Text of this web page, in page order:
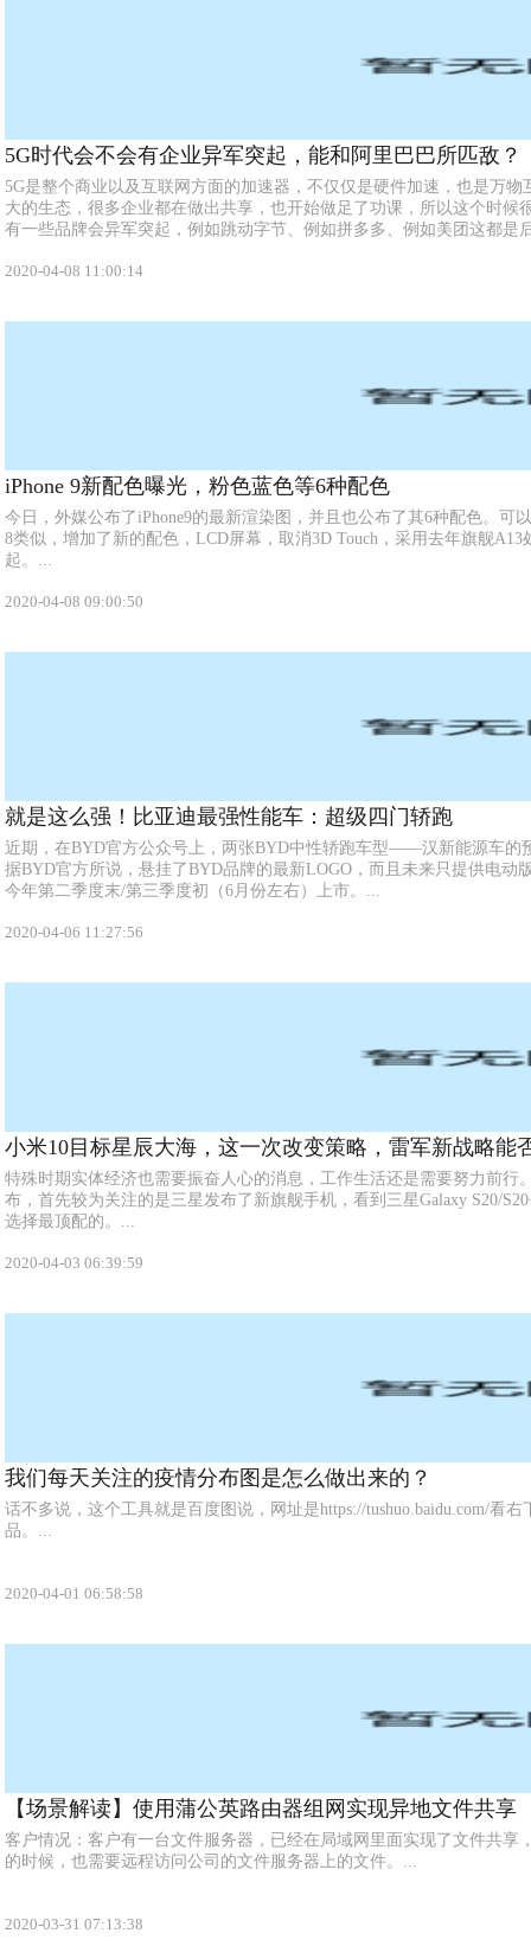
5G时代会不会有企业异军突起，能和阿里巴巴所匹敌？
5G是整个商业以及互联网方面的加速器，不仅仅是硬件加速，也是万物
大的生态，很多企业都在做出共享，也开始做足了功课，所以这个时候
有一些品牌会异军突起，例如跳动字节、例如拼多多、例如美团这都是
2020-04-08 11:00:14
iPhone 9新配色曝光，粉色蓝色等6种配色
今日，外媒公布了iPhone9的最新渲染图，并且也公布了其6种配色。可
8类似，增加了新的配色，LCD屏幕，取消3D Touch，采用去年旗舰A13
起。...
2020-04-08 09:00:50
就是这么强！比亚迪最强性能车：超级四门轿跑
近期，在BYD官方公众号上，两张BYD中性轿跑车型——汉新能源车的
据BYD官方所说，悬挂了BYD品牌的最新LOGO，而且未来只提供电动
今年第二季度末/第三季度初（6月份左右）上市。...
2020-04-06 11:27:56
小米10目标星辰大海，这一次改变策略，雷军新战略能
特殊时期实体经济也需要振奋人心的消息，工作生活还是需要努力前行
布，首先较为关注的是三星发布了新旗舰手机，看到三星Galaxy S20/
选择最顶配的。...
2020-04-03 06:39:59
我们每天关注的疫情分布图是怎么做出来的？
话不多说，这个工具就是百度图说，网址是https://tushuo.baidu.com/看右
品。...
2020-04-01 06:58:58
【场景解读】使用蒲公英路由器组网实现异地文件共享
客户情况：客户有一台文件服务器，已经在局域网里面实现了文件共享
的时候，也需要远程访问公司的文件服务器上的文件。...
2020-03-31 07:13:38